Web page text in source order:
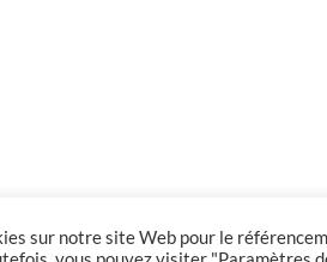
sur notre site Web pour le